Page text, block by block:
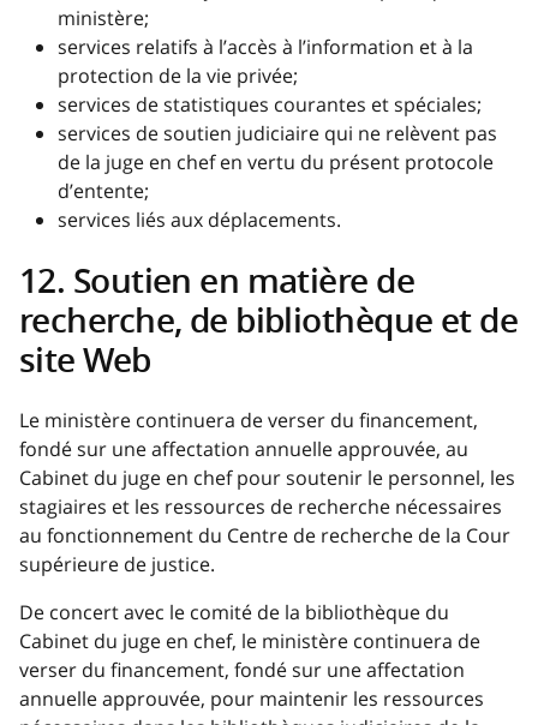
ministère;
services relatifs à l’accès à l’information et à la
protection de la vie privée;
services de statistiques courantes et spéciales;
services de soutien judiciaire qui ne relèvent pas
de la juge en chef en vertu du présent protocole
d’entente;
services liés aux déplacements.
12. Soutien en matière de
recherche, de bibliothèque et de
site Web
Le ministère continuera de verser du financement,
fondé sur une affectation annuelle approuvée, au
Cabinet du juge en chef pour soutenir le personnel, les
stagiaires et les ressources de recherche nécessaires
au fonctionnement du Centre de recherche de la Cour
supérieure de justice.
De concert avec le comité de la bibliothèque du
Cabinet du juge en chef, le ministère continuera de
verser du financement, fondé sur une affectation
annuelle approuvée, pour maintenir les ressources